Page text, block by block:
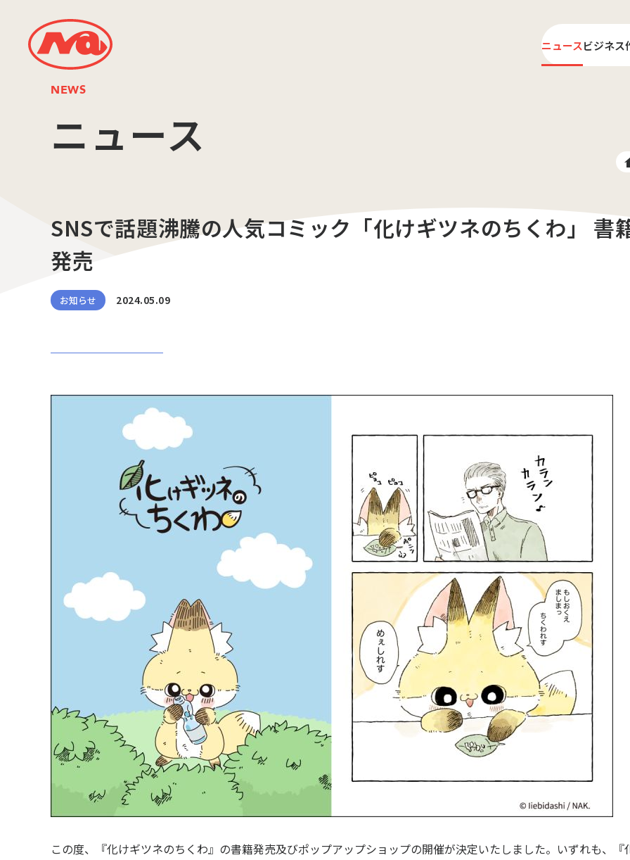
ニュースビジネス
NEWS
ニュース
SNSで話題沸騰の人気コミック「化けギツネのちくわ」 書
発売
お知らせ 2024.05.09
この度、『化けギツネのちくわ』の書籍発売及びポップアップショップの開催が決定いたしました。いずれも、『